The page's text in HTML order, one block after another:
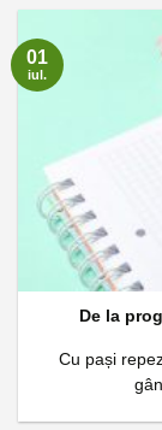
De la
Cu pași
01
iul.